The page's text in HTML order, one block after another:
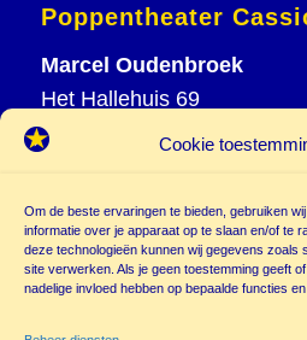
Cookie
Om de beste ervaringen te bieden, gebruiken
informatie over je apparaat op te slaan en/of te
deze technologieën kunnen wij gegevens zoals
site verwerken. Als je geen toestemming geeft
nadelige invloed hebben op bepaalde functies en
Poppentheater
Marcel Oudenbroek
Het Hallehuis 69
3823 VH Amersfoort
M 06 20 26 94 61
info@
poppentheatercassiopeia.nl